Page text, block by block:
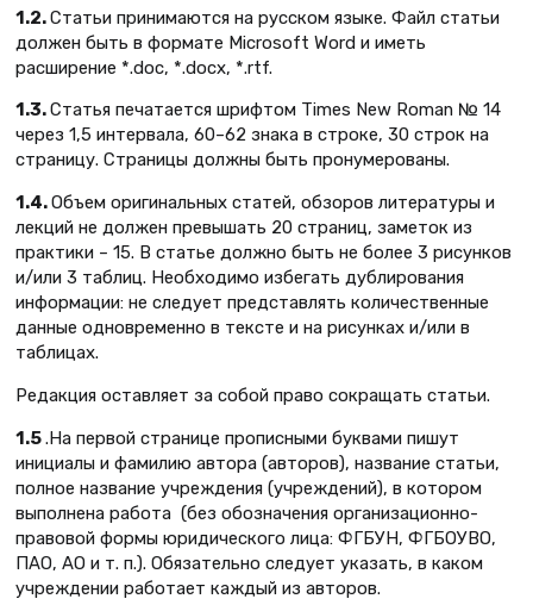
1.2.Статьи принимаются на русском языке. Файл статьи
должен быть в формате Microsoft Word и иметь
расширение *.doc, *.docx, *.rtf.
1.3.Статья печатается шрифтом Times New Roman № 14
через 1,5 интервала, 60–62 знака в строке, 30 строк на
страницу. Страницы должны быть пронумерованы.
1.4.Объем оригинальных статей, обзоров литературы и
лекций не должен превышать 20 страниц, заметок из
практики – 15. В статье должно быть не более 3 рисунков
и/или 3 таблиц. Необходимо избегать дублирования
информации: не следует представлять количественные
данные одновременно в тексте и на рисунках и/или в
таблицах.
Редакция оставляет за собой право сокращать статьи.
1.5.На первой странице прописными буквами пишут
инициалы и фамилию автора (авторов), название статьи,
полное название учреждения (учреждений), в котором
выполнена работа (без обозначения организационно-
правовой формы юридического лица: ФГБУН, ФГБОУВО,
ПАО, АО и т. п.). Обязательно следует указать, в каком
учреждении работает каждый из авторов.